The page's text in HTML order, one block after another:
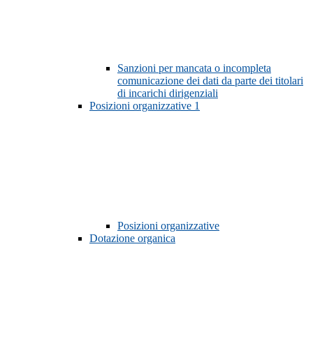
Sanzioni per mancata o incompleta
comunicazione dei dati da parte dei titolari
di incarichi dirigenziali
Posizioni organizzative 1
Posizioni organizzative
Dotazione organica